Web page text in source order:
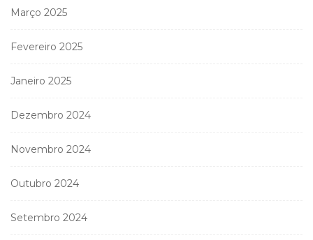
Março 2025
Fevereiro 2025
Janeiro 2025
Dezembro 2024
Novembro 2024
Outubro 2024
Setembro 2024